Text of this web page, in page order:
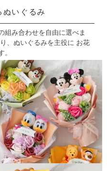
ぬいぐるみ
組み合わせを自由に選べま
、ぬいぐるみを主役に お花
。